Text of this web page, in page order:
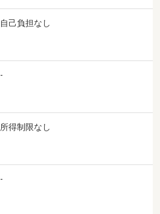
自己負担なし
-
所得制限なし
-